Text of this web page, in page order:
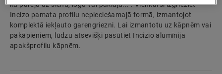
kā pāreju uz sienu, logu vai paklāju... . Vienkārši izgrieziet
Incizo pamata profilu nepieciešamajā formā, izmantojot
komplektā iekļauto garengriezni. Lai izmantotu uz kāpnēm vai
pakāpieniem, lūdzu atsevišķi pasūtiet Incizio alumīnija
apakšprofilu kāpnēm.